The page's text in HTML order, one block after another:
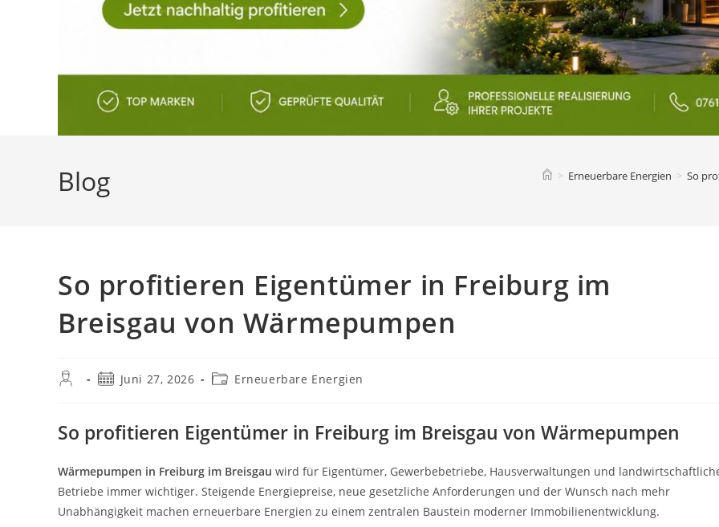
Blog > Erneuerbare Energien > So
So profitieren Eigentümer in Freiburg im
Breisgau von Wärmepumpen
Beitrags-BeitragJuni 27, 2026
Beitrags-
Erneuerbare Energien
So profitieren Eigentümer in Freiburg im Breisgau von Wärmepumpen
Wärmepumpen in Freiburg im Breisgau wird für Eigentümer, Gewerbebetriebe, Hausverwaltungen und
Betriebe immer wichtiger. Steigende Energiepreise, neue gesetzliche Anforderungen und der Wunsch nach mehr
Unabhängigkeit machen erneuerbare Energien zu einem zentralen Baustein moderner Immobilienentwicklung.